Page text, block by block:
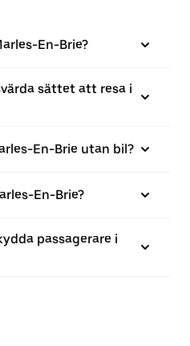
En-Brie?
sättet att resa i
En-Brie utan bil?
En-Brie?
passagerare i